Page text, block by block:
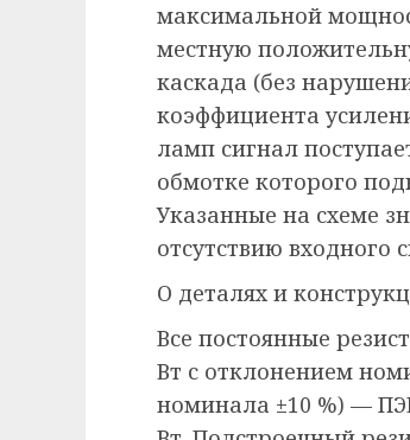
максимальной
местную
каскада (без
коэффициента
ламп сигнал
обмотке которого
Указанные на схеме
отсутствию входного
О деталях и
Все постоянные
Вт с отклонением
номинала ±10 %) —